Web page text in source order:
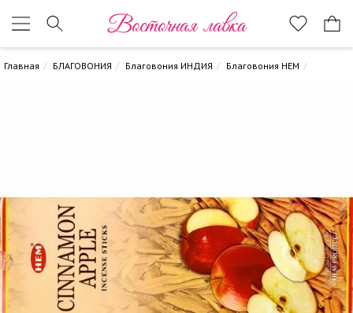
Восточная лавка
Главная БЛАГОВОНИЯ Благовония ИНДИЯ Благовония HEM